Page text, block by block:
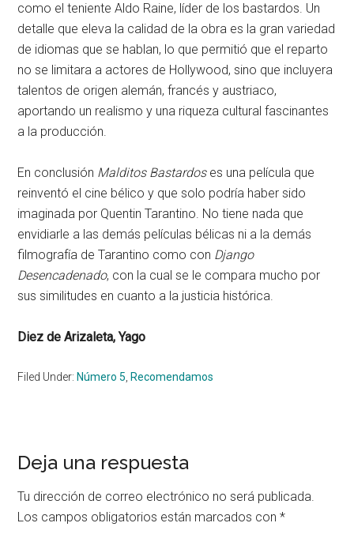
como el teniente Aldo Raine, líder de los bastardos. Un
detalle que eleva la calidad de la obra es la gran variedad
de idiomas que se hablan, lo que permitió que el reparto
no se limitara a actores de Hollywood, sino que incluyera
talentos de origen alemán, francés y austriaco,
aportando un realismo y una riqueza cultural fascinantes
a la producción.
En conclusión Malditos Bastardoses una película que
reinventó el cine bélico y que solo podría haber sido
imaginada por Quentin Tarantino. No tiene nada que
envidiarle a las demás películas bélicas ni a la demás
filmografía de Tarantino como con Django
Desencadenado, con la cual se le compara mucho por
sus similitudes en cuanto a la justicia histórica.
Diez de Arizaleta, Yago
Filed Under: Número 5 Recomendamos
Reader
Interactions
Deja una respuesta
Tu dirección de correo electrónico no será publicada.
Los campos obligatorios están marcados con*